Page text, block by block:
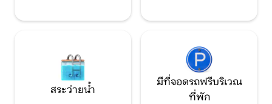
สระว่ายน้ำ
มีที่จอดรถฟรีบริเวณ
ที่พัก